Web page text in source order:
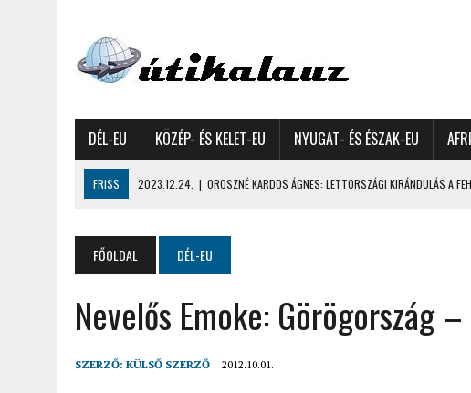
DÉL-EU KÖZÉP- ÉS KELET-EU NYUGAT- ÉS ÉSZAK-EU
FRISS 2023.12.24. | OROSZNÉ KARDOS ÁGNES: LETTORSZÁGI KIRÁNDULÁS A
2023.11.17.
GYŐRFFY ÁRPÁD: NAGY KALANDUNK ÉSZAKON – 8500 KILOMÉTERES
2022.12.21. | VALLÁSOK FELETTI FEHÉR KARÁCSONYOK – AKÁR HÓ NÉLKÜL IS
2022.12.11. | OROSZNÉ KARDOS ÁGNES, OROSZ JÓZSEF: MOLDOVAI KIRÁNDULÁS
2022.03.08.
GYŐRFFY GYULA – A VILÁG LEGSZEBB SZIGETEI I. – SEYCHELLE-
2022.02.26. | GÁL ZOLTÁN GYÖRGY: AZ ŐSZI JAPÁN A HEGYEKET JÁRVA – 2017
FŐOLDAL DÉL-EU
Nevelős Emoke: Görögország
SZERZŐ: KÜLSŐ SZERZŐ 2012.10.01.